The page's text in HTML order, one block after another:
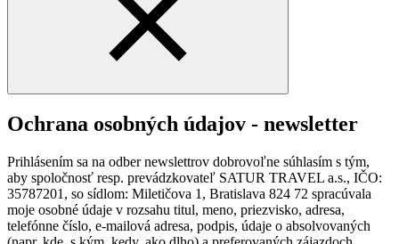
Ochrana osobných údajov - newsletter
Prihlásením sa na odber newslettrov dobrovoľne súhlasím s tým,
aby spoločnosť resp. prevádzkovateľ SATUR TRAVEL a.s., IČO:
35787201, so sídlom: Miletičova 1, Bratislava 824 72 spracúvala
moje osobné údaje v rozsahu titul, meno, priezvisko, adresa,
telefónne číslo, e-mailová adresa, podpis, údaje o absolvovaných